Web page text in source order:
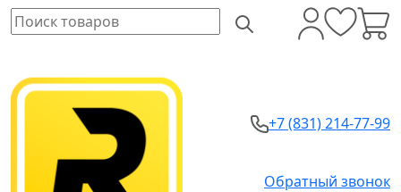
+7 (831) 214-77-99
Обратный звонок